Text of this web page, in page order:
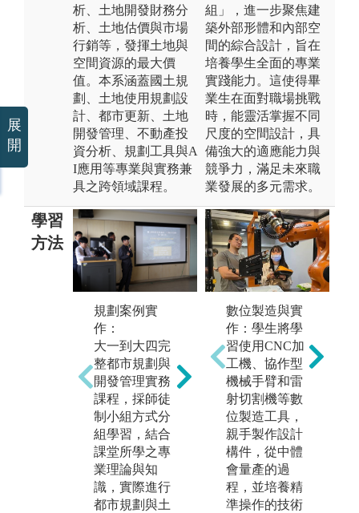
析、土地開發財務分
析、土地估價與市場
行銷等，發揮土地與
空間資源的最大價
值。本系涵蓋國土規
劃、土地使用規劃設
計、都市更新、土地
開發管理、不動產投
資分析、規劃工具與A
I應用等專業與實務兼
具之跨領域課程。
組」，進一步聚焦建
築外部形體和內部空
間的綜合設計，旨在
培養學生全面的專業
實踐能力。這使得畢
業生在面對職場挑戰
時，能靈活掌握不同
尺度的空間設計，具
備強大的適應能力與
競爭力，滿足未來職
業發展的多元需求。
學習
方法
規劃案例實
作：
大一到大四完
整都市規劃與
開發管理實務
課程，採師徒
制小組方式分
組學習，結合
課堂所學之專
業理論與知
識，實際進行
都市規劃與土
資訊軟體操
作：
都市規劃與設
計過程中需借
重相關資訊軟
體的輔助，例
如地理資訊系
統（GIS）、
電腦繪圖（Aut
oCAD、Sketch
up等）、虛擬
實境（VR）、
數位製造與實
作：學生將學
習使用CNC加
工機、協作型
機械手臂和雷
射切割機等數
位製造工具，
親手製作設計
構件，從中體
會量產的過
程，並培養精
準操作的技術
展
開